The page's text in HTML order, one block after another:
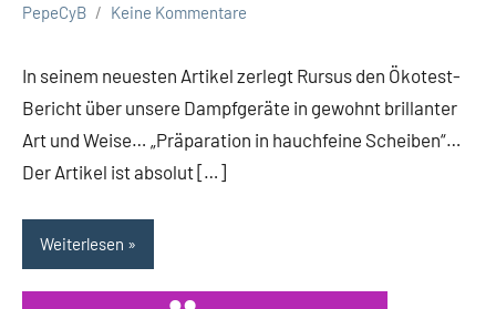
PepeCyB
Keine Kommentare
In seinem neuesten Artikel zerlegt Rursus den Ökotest-
Bericht über unsere Dampfgeräte in gewohnt brillanter
Art und Weise… „Präparation in hauchfeine Scheiben“…
Der Artikel ist absolut […]
Weiterlesen